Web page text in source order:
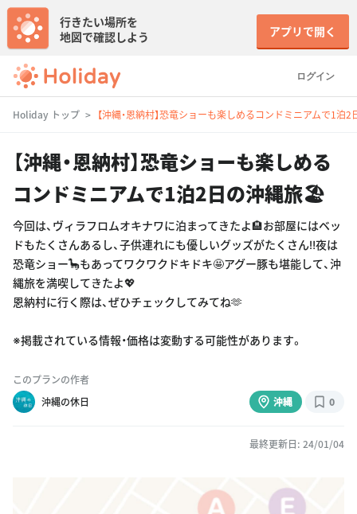
ログイン
行きたい場所を
地図で確認しよう
アプリで開く
Holiday トップ 【沖縄・恩納村】恐竜ショーも楽しめるコンドミニアムで1
【沖縄・恩納村】恐竜ショーも楽しめる
コンドミニアムで1泊2日の沖縄旅🏖
今回は、ヴィラフロムオキナワに泊まってきたよ🏨お部屋にはベッ
ドもたくさんあるし、子供連れにも優しいグッズがたくさん‼️夜は
恐竜ショー🦕もあってワクワクドキドキ🤩アグー豚も堪能して、沖
縄旅を満喫してきたよ💖
恩納村に行く際は、ぜひチェックしてみてね🫶
※掲載されている情報・価格は変動する可能性があります。
このプランの作者
沖縄の休日
沖縄 0
最終更新日: 24/01/04